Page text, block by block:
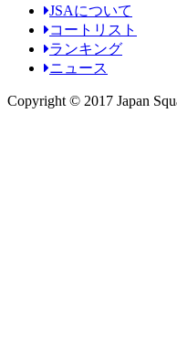
JSAについて
コートリスト
ランキング
ニュース
Copyright © 2017 Japan